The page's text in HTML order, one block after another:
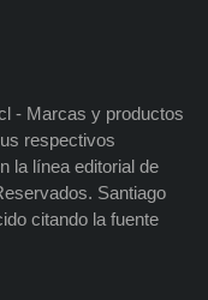
- Marcas y productos
respectivos
la línea editorial de
Santiago
citando la fuente